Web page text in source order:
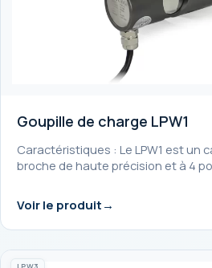
Goupille de charge LPW1
Caractéristiques : Le LPW1 est un
broche de haute précision et à 4
Voir le produit
LPW3